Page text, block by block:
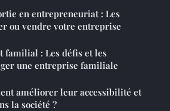
en entrepreneuriat : Les
ou vendre votre entreprise
familial : Les défis et les
une entreprise familiale
améliorer leur accessibilité et
la société ?